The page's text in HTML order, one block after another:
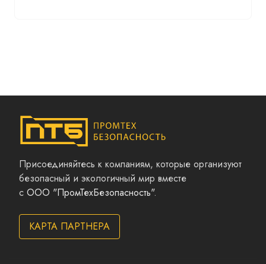
Присоединяйтесь к компаниям, которые организуют
безопасный и экологичный мир вместе
с ООО "ПромТехБезопасность".
КАРТА ПАРТНЕРА